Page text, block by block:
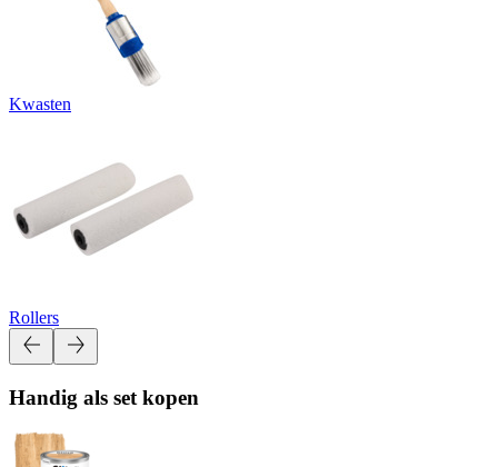
Kwasten
Rollers
Handig als set kopen